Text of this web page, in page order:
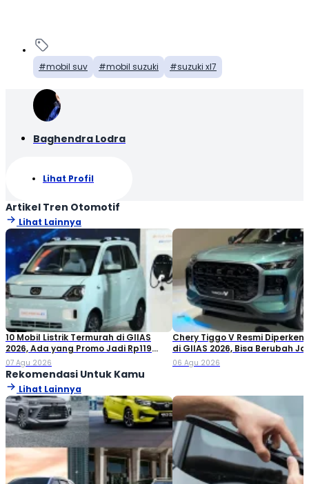
mobil suv mobil suzuki suzuki xl7
Baghendra Lodra
Lihat Profil
Artikel Tren Otomotif
Lihat Lainnya
10 Mobil Listrik Termurah di GIIAS
2026, Ada yang Promo Jadi Rp119
Jutaan!
07 Agu 2026
Chery Tiggo V Resmi
di GIIAS 2026, Bisa Berubah
Double Cabin
06 Agu 2026
Rekomendasi Untuk Kamu
Lihat Lainnya